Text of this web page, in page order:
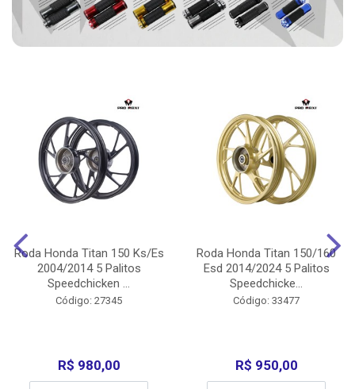
Roda Honda Titan 150 Ks/Es
2004/2014 5 Palitos
Speedchicken ...
Código: 27345
R$ 980,00
Roda Honda Titan 150/160
Esd 2014/2024 5 Palitos
Speedchicke...
Código: 33477
R$ 950,00